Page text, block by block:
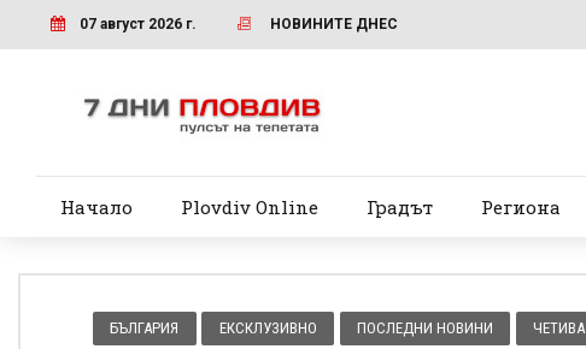
07 август 2026 г. НОВИНИТЕ ДНЕС
Начало Plovdiv Online Градът Региона
БЪЛГАРИЯ ЕКСКЛУЗИВНО ПОСЛЕДНИ НОВИНИ ЧЕТИВА